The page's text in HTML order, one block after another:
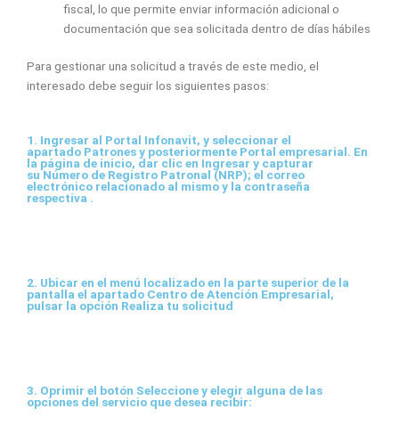
fiscal, lo que permite enviar información adicional o
documentación que sea solicitada dentro de días hábiles
Para gestionar una solicitud a través de este medio, el
interesado debe seguir los siguientes pasos:
1. Ingresar al Portal Infonavit, y seleccionar el
apartado Patrones y posteriormente Portal empresarial. En
la página de inicio, dar clic en Ingresar y capturar
su Número de Registro Patronal (NRP); el correo
electrónico relacionado al mismo y la contraseña
respectiva .
2. Ubicar en el menú localizado en la parte superior de la
pantalla el apartado Centro de Atención Empresarial,
pulsar la opción Realiza tu solicitud
3. Oprimir el botón Seleccione y elegir alguna de las
opciones del servicio que desea recibir: